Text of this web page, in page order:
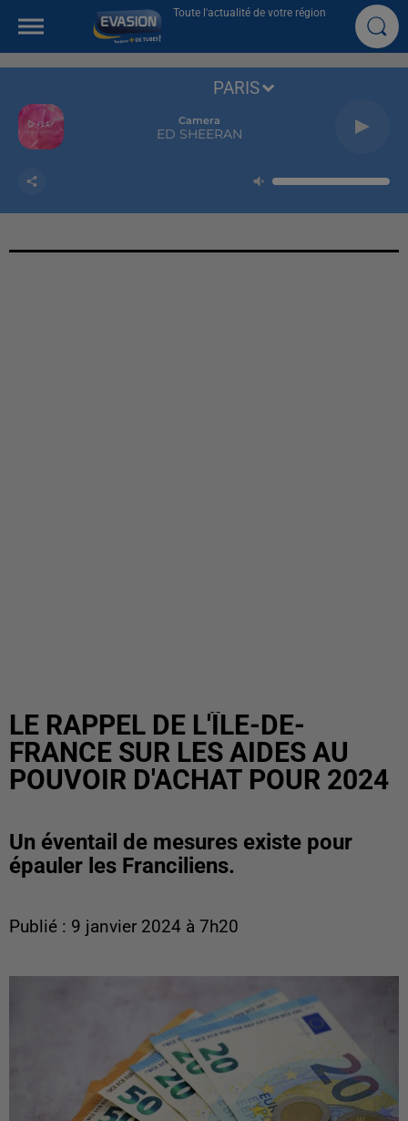
Toute l'actualité de votre région
Camera
ED SHEERAN
PARIS
LE RAPPEL DE L'ÎLE-DE-
FRANCE SUR LES AIDES AU
POUVOIR D'ACHAT POUR 2024
Un éventail de mesures existe pour
épauler les Franciliens.
Publié : 9 janvier 2024 à 7h20